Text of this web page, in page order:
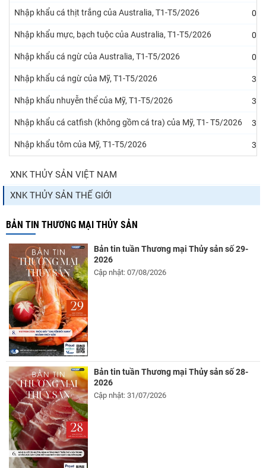
Nhập khẩu cá thịt trắng của Australia, T1-T5/2026 07/
Nhập khẩu mực, bạch tuộc của Australia, T1-T5/2026 07/
Nhập khẩu cá ngừ của Australia, T1-T5/2026 07/
Nhập khẩu cá ngừ của Mỹ, T1-T5/2026 31/
Nhập khẩu nhuyễn thể của Mỹ, T1-T5/2026 31/
Nhập khẩu cá catfish (không gồm cá tra) của Mỹ, T1- T5/2026 31/
Nhập khẩu tôm của Mỹ, T1-T5/2026 31/
XNK THỦY SẢN VIỆT NAM
XNK THỦY SẢN THẾ GIỚI
BẢN TIN THƯƠNG MẠI THỦY SẢN
Bản tin tuần Thương mại Thủy sản số 29-
2026
Cập nhật: 07/08/2026
Bản tin tuần Thương mại Thủy sản số 28-
2026
Cập nhật: 31/07/2026